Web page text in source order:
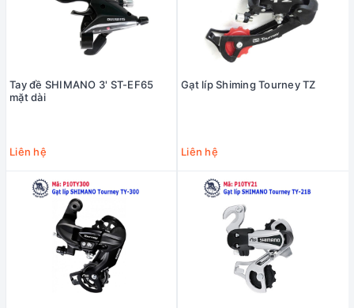
Tay đề SHIMANO 3' ST-EF65
mặt dài
Liên hệ
Gạt líp Shiming Tourney TZ
Liên hệ